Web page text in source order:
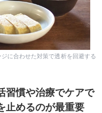
に合わせた対策で透析を回避する
習慣や治療でケアで
止めるのが最重要